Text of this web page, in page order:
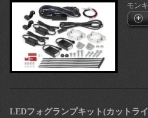
モン
LEDフォグランプキット(カットラ